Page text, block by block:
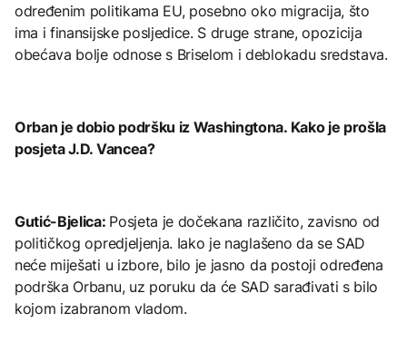
određenim politikama EU, posebno oko migracija, što
ima i finansijske posljedice. S druge strane, opozicija
obećava bolje odnose s Briselom i deblokadu sredstava.
Orban je dobio podršku iz Washingtona. Kako je prošla
posjeta J.D. Vancea?
Gutić-Bjelica: Posjeta je dočekana različito, zavisno od
političkog opredjeljenja. Iako je naglašeno da se SAD
neće miješati u izbore, bilo je jasno da postoji određena
podrška Orbanu, uz poruku da će SAD sarađivati s bilo
kojom izabranom vladom.